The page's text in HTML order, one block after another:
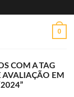
0
COM A TAG
AVALIAÇÃO EM